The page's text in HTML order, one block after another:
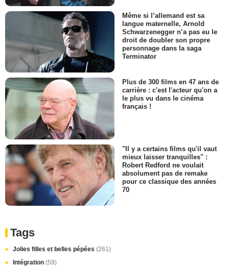
Même si l’allemand est sa
langue maternelle, Arnold
Schwarzenegger n’a pas eu le
droit de doubler son propre
personnage dans la saga
Terminator
Plus de 300 films en 47 ans de
carrière : c'est l'acteur qu'on a
le plus vu dans le cinéma
français !
"Il y a certains films qu'il vaut
mieux laisser tranquilles" :
Robert Redford ne voulait
absolument pas de remake
pour ce classique des années
70
Tags
Jolies filles et belles pépées (261)
Intégration (59)